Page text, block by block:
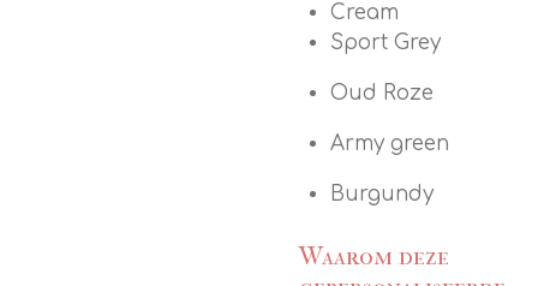
Cream
Sport Grey
Oud Roze
Army green
Burgundy
Waarom deze